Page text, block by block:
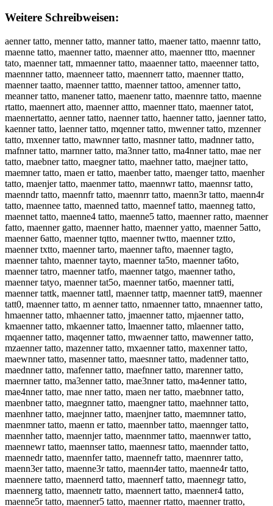
Weitere Schreibweisen:
aenner tatto, menner tatto, manner tatto, maener tatto, maennr tatto,
maenne tatto, maenner tatto, maenner atto, maenner ttto, maenner
tato, maenner tatt, mmaenner tatto, maaenner tatto, maeenner tatto,
maennner tatto, maenneer tatto, maennerr tatto, maenner ttatto,
maenner taatto, maenner tattto, maenner tattoo, amenner tatto,
meanner tatto, manener tatto, maenenr tatto, maennre tatto, maenne
rtatto, maennert atto, maenner attto, maenner ttato, maenner tatot,
maennertatto, aenner tatto, naenner tatto, haenner tatto, jaenner tatto,
kaenner tatto, laenner tatto, mqenner tatto, mwenner tatto, mzenner
tatto, mxenner tatto, mawnner tatto, masnner tatto, madnner tatto,
mafnner tatto, marnner tatto, ma3nner tatto, ma4nner tatto, mae ner
tatto, maebner tatto, maegner tatto, maehner tatto, maejner tatto,
maemner tatto, maen er tatto, maenber tatto, maenger tatto, maenher
tatto, maenjer tatto, maenmer tatto, maennwr tatto, maennsr tatto,
maenndr tatto, maennfr tatto, maennrr tatto, maenn3r tatto, maenn4r
tatto, maennee tatto, maenned tatto, maennef tatto, maenneg tatto,
maennet tatto, maenne4 tatto, maenne5 tatto, maenner ratto, maenner
fatto, maenner gatto, maenner hatto, maenner yatto, maenner 5atto,
maenner 6atto, maenner tqtto, maenner twtto, maenner tztto,
maenner txtto, maenner tarto, maenner tafto, maenner tagto,
maenner tahto, maenner tayto, maenner ta5to, maenner ta6to,
maenner tatro, maenner tatfo, maenner tatgo, maenner tatho,
maenner tatyo, maenner tat5o, maenner tat6o, maenner tatti,
maenner tattk, maenner tattl, maenner tattp, maenner tatt9, maenner
tatt0, maenner tatto, m aenner tatto, nmaenner tatto, mnaenner tatto,
hmaenner tatto, mhaenner tatto, jmaenner tatto, mjaenner tatto,
kmaenner tatto, mkaenner tatto, lmaenner tatto, mlaenner tatto,
mqaenner tatto, maqenner tatto, mwaenner tatto, mawenner tatto,
mzaenner tatto, mazenner tatto, mxaenner tatto, maxenner tatto,
maewnner tatto, masenner tatto, maesnner tatto, madenner tatto,
maednner tatto, mafenner tatto, maefnner tatto, marenner tatto,
maernner tatto, ma3enner tatto, mae3nner tatto, ma4enner tatto,
mae4nner tatto, mae nner tatto, maen ner tatto, maebnner tatto,
maenbner tatto, maegnner tatto, maengner tatto, maehnner tatto,
maenhner tatto, maejnner tatto, maenjner tatto, maemnner tatto,
maenmner tatto, maenn er tatto, maennber tatto, maennger tatto,
maennher tatto, maennjer tatto, maennmer tatto, maennwer tatto,
maennewr tatto, maennser tatto, maennesr tatto, maennder tatto,
maennedr tatto, maennfer tatto, maennefr tatto, maennrer tatto,
maenn3er tatto, maenne3r tatto, maenn4er tatto, maenne4r tatto,
maennere tatto, maennerd tatto, maennerf tatto, maennegr tatto,
maennerg tatto, maennetr tatto, maennert tatto, maenner4 tatto,
maenne5r tatto, maenner5 tatto, maenner rtatto, maenner tratto,